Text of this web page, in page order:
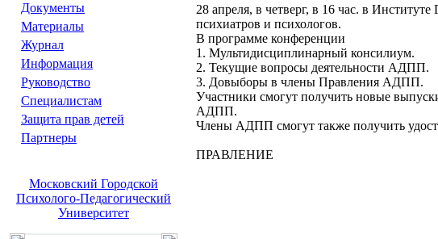
Документы
Материалы
Журнал
Информация
Руководство
Специалистам
Защита прав детей
Партнеры
Московский Городской
Психолого-Педагогический
Университет
28 апреля, в четверг, в 16 час. в
психиатров и психологов.
В программе конференции
1. Мультидисциплинарный консилиум.
2. Текущие вопросы деятельности АДПП.
3. Довыборы в члены Правления АДПП.
Участники смогут получить новые
АДПП.
Члены АДПП смогут также получить
ПРАВЛЕНИЕ